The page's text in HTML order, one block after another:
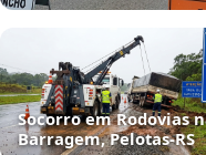
Socorro em Rodovias
Barragem, Pelotas‑RS